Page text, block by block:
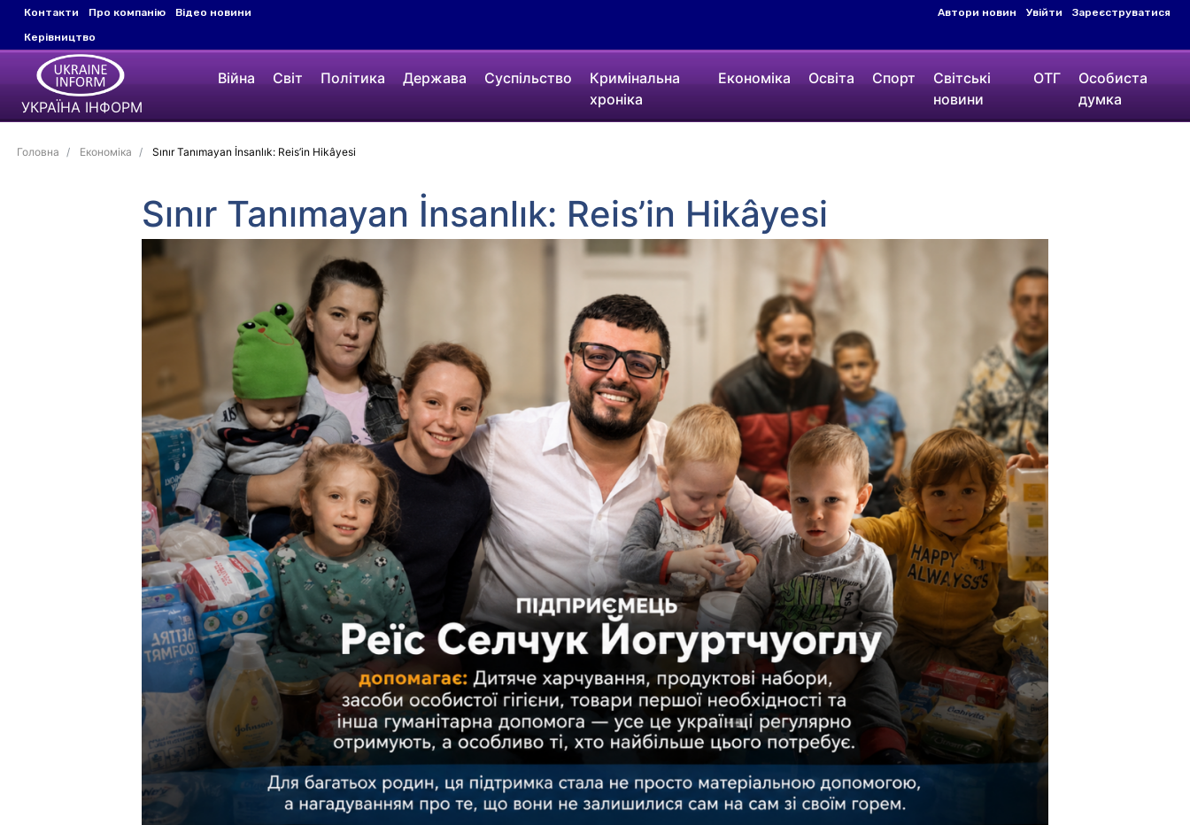
Контакти Про компанію
Відео новини
Керівництво
Автори новин Увійти Зареєструватися
УКРАЇНА ІНФОРМ
Війна Світ Політика Держава Суспільство
Кримінальна
хроніка
Економіка Освіта Спорт
Світські
новини
ОТГ
Особиста
думка
Головна Економіка Sınır Tanımayan İnsanlık: Reis’in Hikâyesi
Sınır Tanımayan İnsanlık: Reis’in Hikâyesi